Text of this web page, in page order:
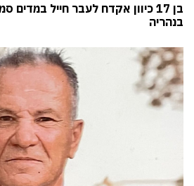
בן 17 כיוון אקדח לעבר חייל
בנהריה